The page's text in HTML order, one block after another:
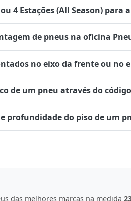
4 Estações (All Season) para
de pneus na oficina
no eixo da frente ou no
de um pneu através do
profundidade do piso de um
das melhores marcas na medida